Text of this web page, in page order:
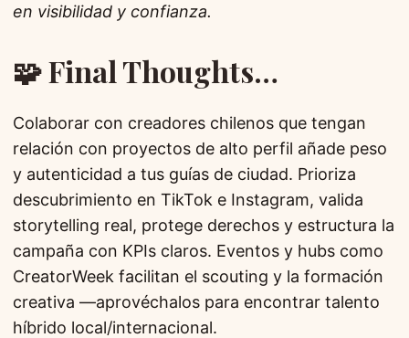
en visibilidad y confianza.
🧩 Final Thoughts…
Colaborar con creadores chilenos que tengan
relación con proyectos de alto perfil añade peso
y autenticidad a tus guías de ciudad. Prioriza
descubrimiento en TikTok e Instagram, valida
storytelling real, protege derechos y estructura la
campaña con KPIs claros. Eventos y hubs como
CreatorWeek facilitan el scouting y la formación
creativa —aprovéchalos para encontrar talento
híbrido local/internacional.